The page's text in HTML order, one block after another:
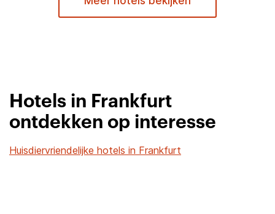
Hotels in Frankfurt
ontdekken op interesse
Huisdiervriendelijke hotels in Frankfurt